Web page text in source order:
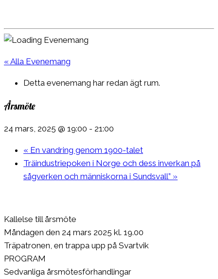
« Alla Evenemang
Detta evenemang har redan ägt rum.
Årsmöte
24 mars, 2025 @ 19:00 - 21:00
« En vandring genom 1900-talet
Träindustriepoken i Norge och dess inverkan på
sågverken och människorna i Sundsvall” »
Kallelse till årsmöte
Måndagen den 24 mars 2025 kl. 19.00
Träpatronen, en trappa upp på Svartvik
PROGRAM
Sedvanliga årsmötesförhandlingar